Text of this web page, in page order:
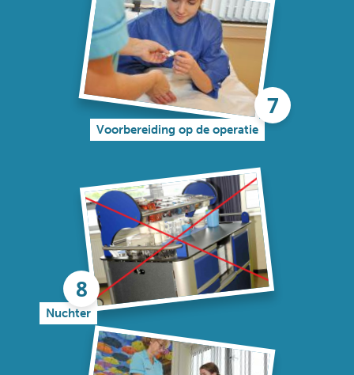
Voorbereiding op de operatie
Nuchter